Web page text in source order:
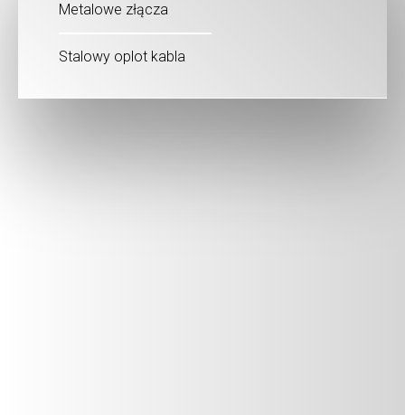
Metalowe złącza
Stalowy oplot kabla